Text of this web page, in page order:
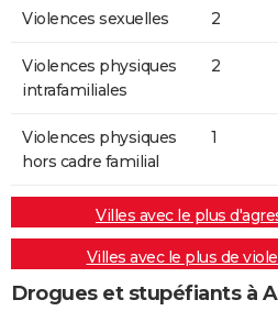
Violences sexuelles 2
Violences physiques
intrafamiliales
2
Violences physiques
hors cadre familial
1
Villes avec le plus
Villes avec le plus de
Drogues et stupéfiants à